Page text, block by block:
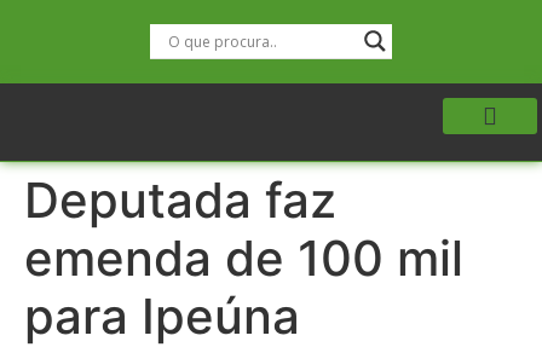
Deputada faz
emenda de 100 mil
para Ipeúna